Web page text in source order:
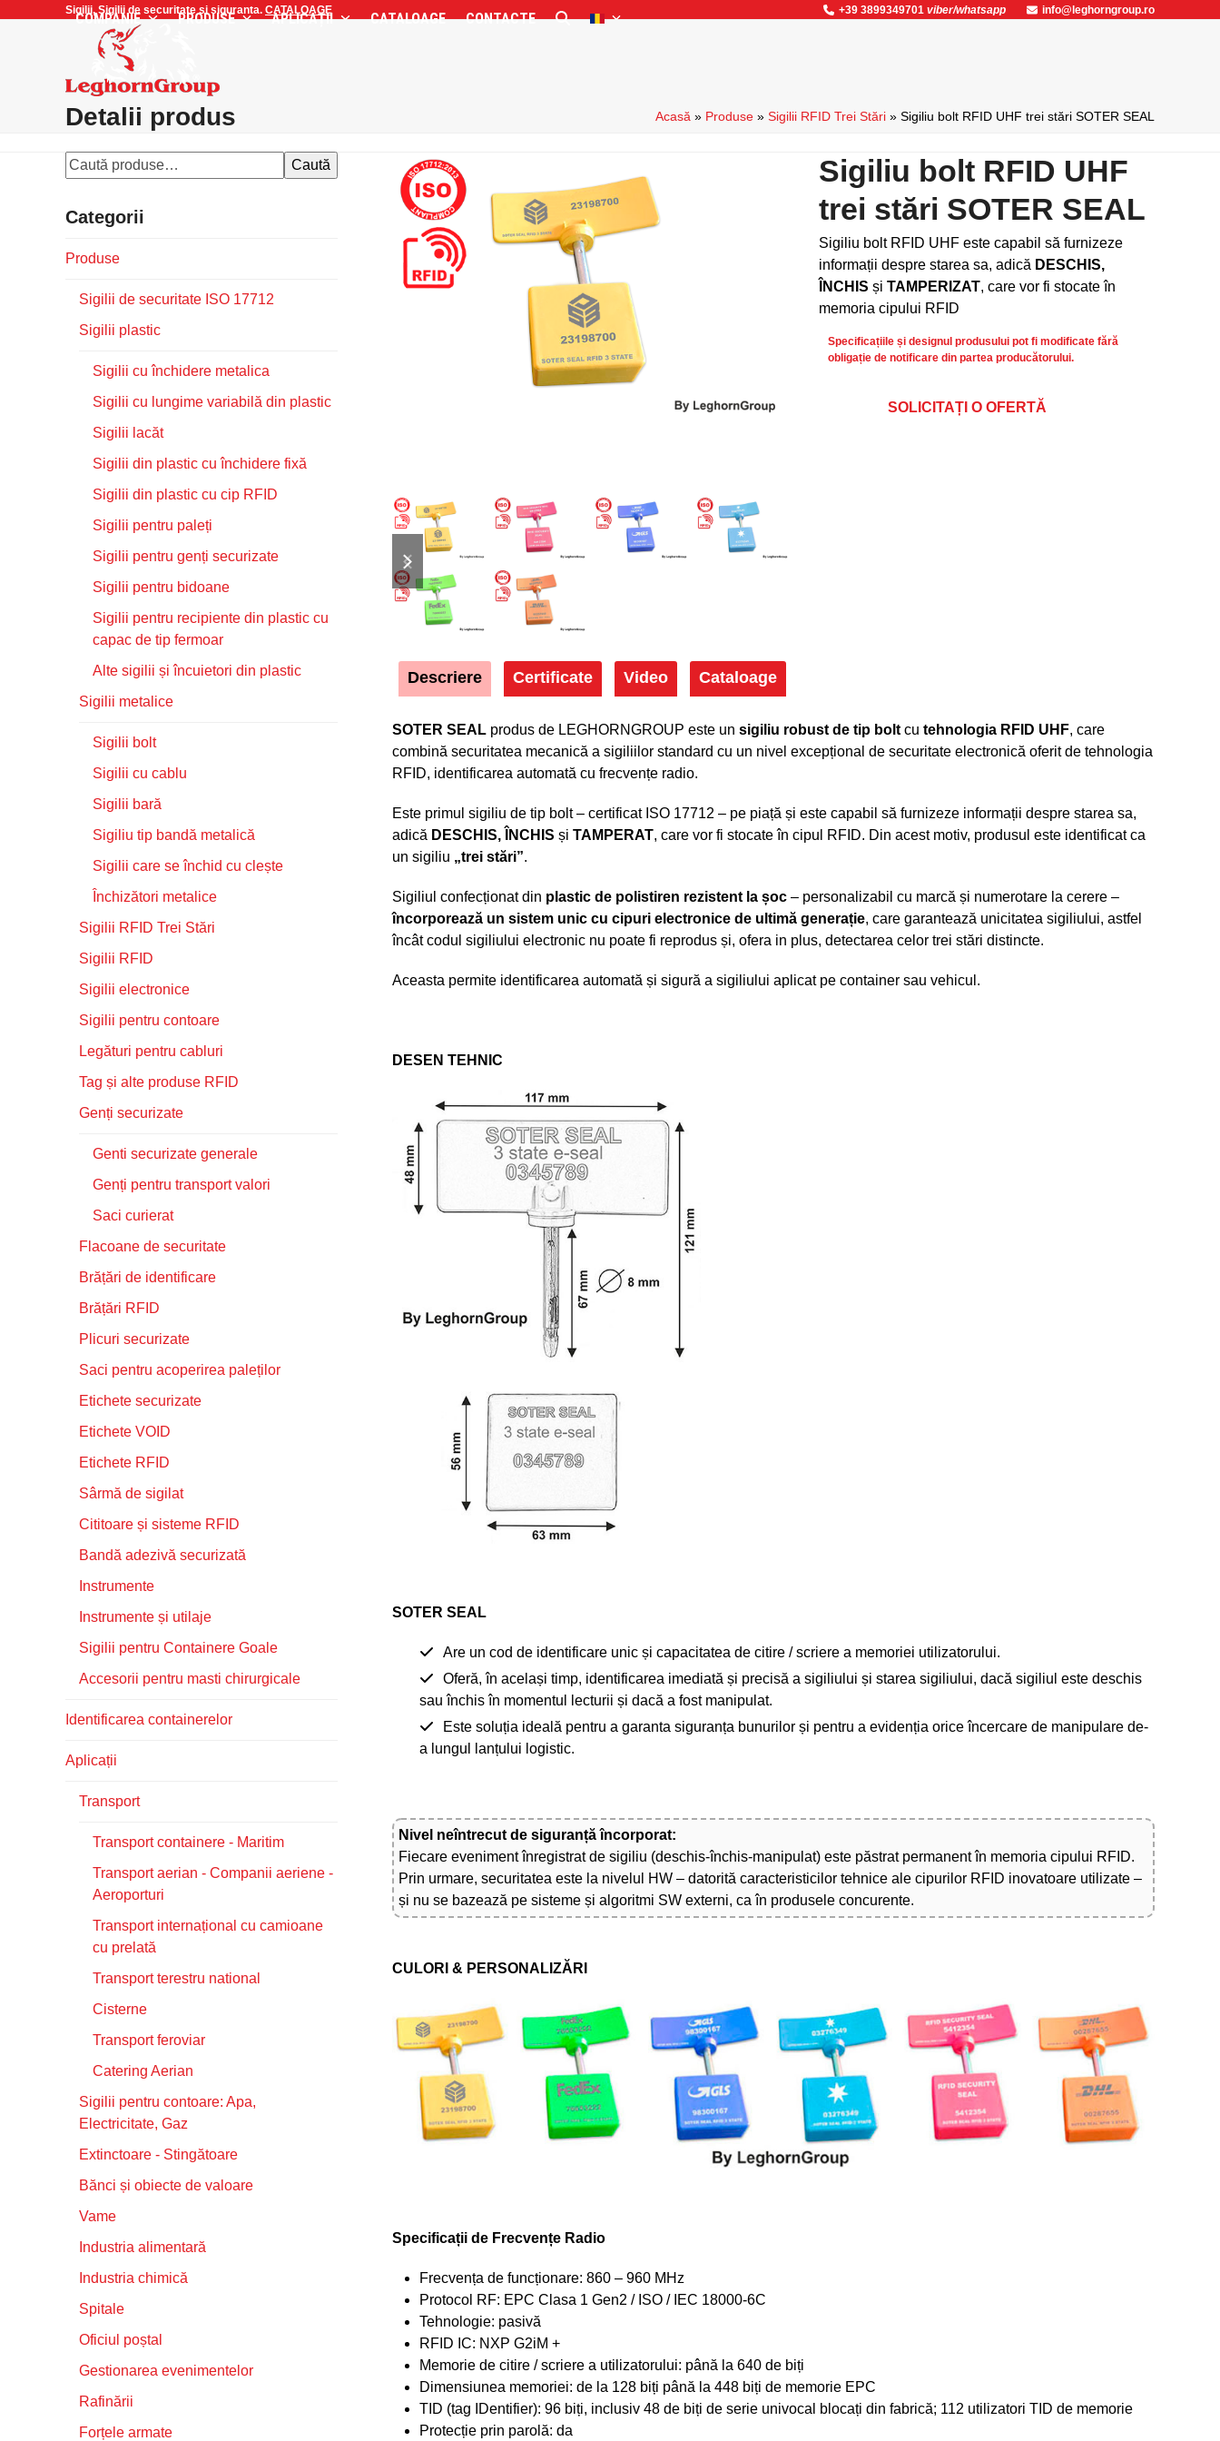
Sigilii, Sigilii de securitate si siguranta. CATALOAGE +39 3899349701 viber/whatsapp info@leghorngroup.ro
COMPANIE PRODUSE APLICAȚII CATALOAGE CONTACTE
Detalii produs Acasă » Produse » Sigilii RFID Trei Stări » Sigiliu bolt RFID UHF trei stări SOTER SEAL
previous
slide
next
slide
Sigiliu bolt RFID UHF
trei stări SOTER SEAL
Sigiliu bolt RFID UHF este capabil să furnizeze
informații despre starea sa, adică DESCHIS,
ÎNCHIS șiTAMPERIZAT, care vor fi stocate în
memoria cipului RFID
Specificațiile și designul produsului pot fi modificate fără
obligație de notificare din partea producătorului.
SOLICITAȚI O OFERTĂ
Descriere Certificate Video Cataloage
SOTER SEAL produs de LEGHORNGROUP este un sigiliu robust de tip boltcu tehnologia RFID UHF, care
combină securitatea mecanică a sigiliilor standard cu un nivel excepțional de securitate electronică oferit de tehnologia
RFID, identificarea automată cu frecvențe radio.
Este primul sigiliu de tip bolt – certificat ISO 17712 – pe piață și este capabil să furnizeze informații despre starea sa,
adică DESCHIS, ÎNCHIS și TAMPERAT, care vor fi stocate în cipul RFID. Din acest motiv, produsul este identificat ca
un sigiliu „trei stări”.
Sigiliul confecționat din plastic de polistiren rezistent la șoc – personalizabil cu marcă și numerotare la cerere –
încorporează un sistem unic cu cipuri electronice de ultimă generație, care garantează unicitatea sigiliului, astfel
încât codul sigiliului electronic nu poate fi reprodus și, ofera in plus, detectarea celor trei stări distincte.
Aceasta permite identificarea automată și sigură a sigiliului aplicat pe container sau vehicul.
DESEN TEHNIC
SOTER SEAL
Are un cod de identificare unic și capacitatea de citire / scriere a memoriei utilizatorului.
Oferă, în același timp, identificarea imediată și precisă a sigiliului și starea sigiliului, dacă sigiliul este deschis
sau închis în momentul lecturii și dacă a fost manipulat.
Este soluția ideală pentru a garanta siguranța bunurilor și pentru a evidenția orice încercare de manipulare de-
a lungul lanțului logistic.
Nivel neîntrecut de siguranță încorporat:
Fiecare eveniment înregistrat de sigiliu (deschis-închis-manipulat) este păstrat permanent în memoria cipului RFID.
Prin urmare, securitatea este la nivelul HW – datorită caracteristicilor tehnice ale cipurilor RFID inovatoare utilizate –
și nu se bazează pe sisteme și algoritmi SW externi, ca în produsele concurente.
CULORI & PERSONALIZĂRI
Specificații de Frecvențe Radio
Frecvența de funcționare: 860 – 960 MHz
Protocol RF: EPC Clasa 1 Gen2 / ISO / IEC 18000-6C
Tehnologie: pasivă
RFID IC: NXP G2iM +
Memorie de citire / scriere a utilizatorului: până la 640 de biți
Dimensiunea memoriei: de la 128 biți până la 448 biți de memorie EPC
TID (tag IDentifier): 96 biți, inclusiv 48 de biți de serie univocal blocați din fabrică; 112 utilizatori TID de memorie
Protecție prin parolă: da
Caută
Categorii
Produse
Sigilii de securitate ISO 17712
Sigilii plastic
Sigilii cu închidere metalica
Sigilii cu lungime variabilă din plastic
Sigilii lacăt
Sigilii din plastic cu închidere fixă
Sigilii din plastic cu cip RFID
Sigilii pentru paleți
Sigilii pentru genți securizate
Sigilii pentru bidoane
Sigilii pentru recipiente din plastic cu
capac de tip fermoar
Alte sigilii și încuietori din plastic
Sigilii metalice
Sigilii bolt
Sigilii cu cablu
Sigilii bară
Sigiliu tip bandă metalică
Sigilii care se închid cu clește
Închizători metalice
Sigilii RFID Trei Stări
Sigilii RFID
Sigilii electronice
Sigilii pentru contoare
Legături pentru cabluri
Tag și alte produse RFID
Genți securizate
Genti securizate generale
Genți pentru transport valori
Saci curierat
Flacoane de securitate
Brățări de identificare
Brățări RFID
Plicuri securizate
Saci pentru acoperirea paleților
Etichete securizate
Etichete VOID
Etichete RFID
Sârmă de sigilat
Cititoare și sisteme RFID
Bandă adezivă securizată
Instrumente
Instrumente și utilaje
Sigilii pentru Containere Goale
Accesorii pentru masti chirurgicale
Identificarea containerelor
Aplicații
Transport
Transport containere - Maritim
Transport aerian - Companii aeriene -
Aeroporturi
Transport internațional cu camioane
cu prelată
Transport terestru national
Cisterne
Transport feroviar
Catering Aerian
Sigilii pentru contoare: Apa,
Electricitate, Gaz
Extinctoare - Stingătoare
Bănci și obiecte de valoare
Vame
Industria alimentară
Industria chimică
Spitale
Oficiul poștal
Gestionarea evenimentelor
Rafinării
Forțele armate